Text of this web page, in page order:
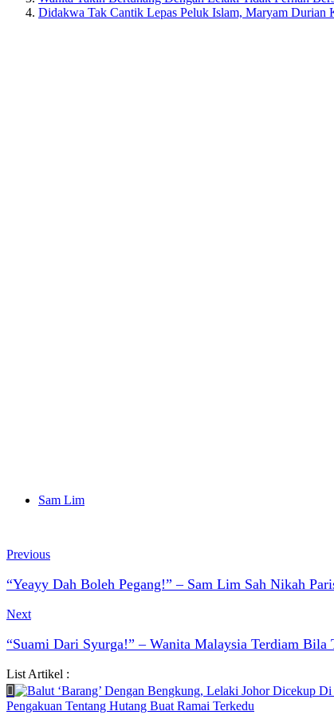
Didakwa Tak Cantik Lepas Peluk Islam, Maryam
Sam Lim
Previous
“Yeayy Dah Boleh Pegang!” – Sam Lim Sah Nikah
Next
“Suami Dari Syurga!” – Wanita Malaysia Terdiam Bila
List Artikel :
Pengakuan Tentang Hutang Buat Ramai Terkedu